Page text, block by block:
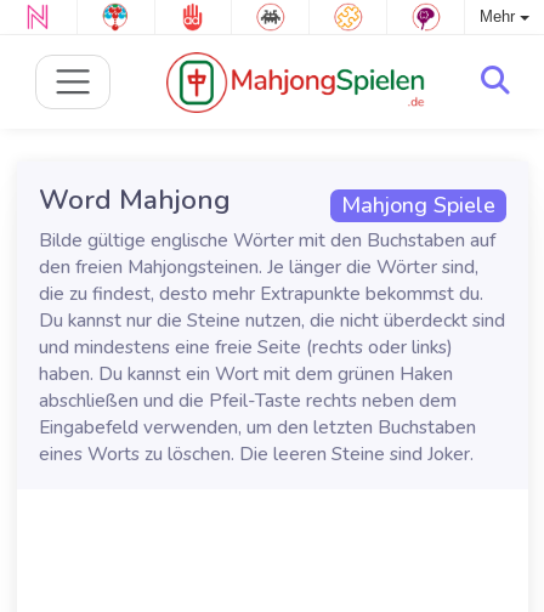
Mehr
Mahjong Spiele
Word Mahjong
Bilde gültige englische Wörter mit den Buchstaben auf
den freien Mahjongsteinen. Je länger die Wörter sind,
die zu findest, desto mehr Extrapunkte bekommst du.
Du kannst nur die Steine nutzen, die nicht überdeckt sind
und mindestens eine freie Seite (rechts oder links)
haben. Du kannst ein Wort mit dem grünen Haken
abschließen und die Pfeil-Taste rechts neben dem
Eingabefeld verwenden, um den letzten Buchstaben
eines Worts zu löschen. Die leeren Steine sind Joker.